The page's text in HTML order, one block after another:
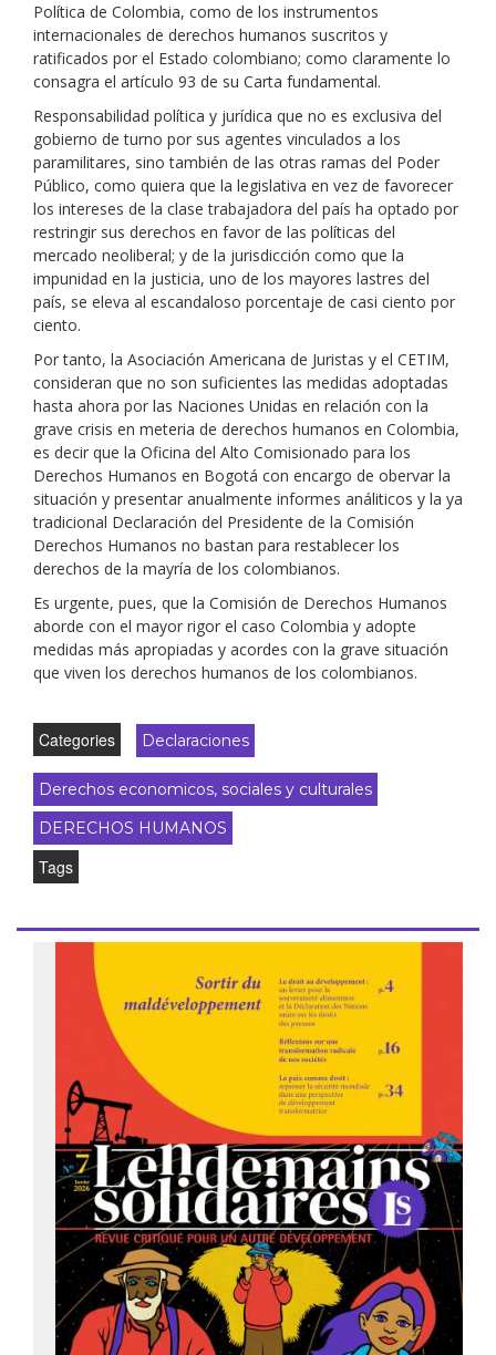
Política de Colombia, como de los instrumentos
internacionales de derechos humanos suscritos y
ratificados por el Estado colombiano; como claramente lo
consagra el artículo 93 de su Carta fundamental.
Responsabilidad política y jurídica que no es exclusiva del
gobierno de turno por sus agentes vinculados a los
paramilitares, sino también de las otras ramas del Poder
Público, como quiera que la legislativa en vez de favorecer
los intereses de la clase trabajadora del país ha optado por
restringir sus derechos en favor de las políticas del
mercado neoliberal; y de la jurisdicción como que la
impunidad en la justicia, uno de los mayores lastres del
país, se eleva al escandaloso porcentaje de casi ciento por
ciento.
Por tanto, la Asociación Americana de Juristas y el CETIM,
consideran que no son suficientes las medidas adoptadas
hasta ahora por las Naciones Unidas en relación con la
grave crisis en meteria de derechos humanos en Colombia,
es decir que la Oficina del Alto Comisionado para los
Derechos Humanos en Bogotá con encargo de obervar la
situación y presentar anualmente informes análiticos y la ya
tradicional Declaración del Presidente de la Comisión
Derechos Humanos no bastan para restablecer los
derechos de la mayría de los colombianos.
Es urgente, pues, que la Comisión de Derechos Humanos
aborde con el mayor rigor el caso Colombia y adopte
medidas más apropiadas y acordes con la grave situación
que viven los derechos humanos de los colombianos.
Categories Declaraciones
Derechos economicos, sociales y culturales
DERECHOS HUMANOS
Tags